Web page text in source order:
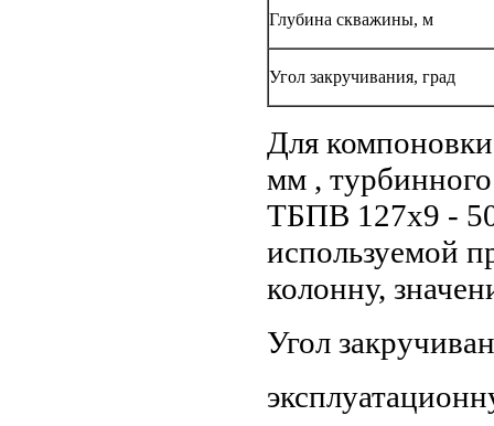
Глубина скважины, м
Угол закручивания, град
Для
мм ,
ТБПВ 127х9 -
используемой
колонну,
Угол